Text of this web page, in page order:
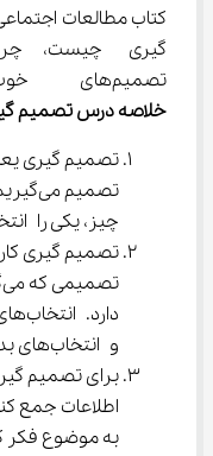
تصمیم‌های خوب و درستی بگیریم که برایمان مفید باشد.
خلاصه درس تصمیم
چیز، یکی را انتخاب می‌کنیم و
تصمیم گیری
و انتخاب‌های بد می‌توانند مشکلاتی ایجاد کنند.
برای تصمیم
اطلاعات جمع